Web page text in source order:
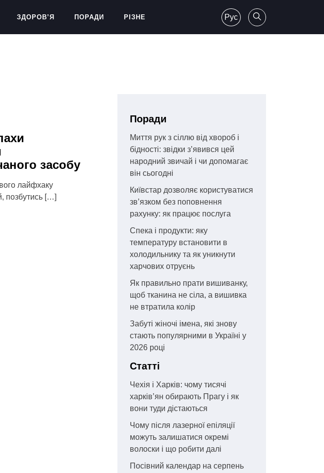
ЗДОРОВ’Я ПОРАДИ РІЗНЕ Рус
засобу
лайфхаку
позбутись […]
Поради
Миття рук з сіллю від хвороб і
бідності: звідки з’явився цей
народний звичай і чи допомагає
він сьогодні
Київстар дозволяє користуватися
зв’язком без поповнення
рахунку: як працює послуга
Спека і продукти: яку
температуру встановити в
холодильнику та як уникнути
харчових отруєнь
Як правильно прати вишиванку,
щоб тканина не сіла, а вишивка
не втратила колір
Забуті жіночі імена, які знову
стають популярними в Україні у
2026 році
Статті
Чехія і Харків: чому тисячі
харків’ян обирають Прагу і як
вони туди дістаються
Чому після лазерної епіляції
можуть залишатися окремі
волоски і що робити далі
Посівний календар на серпень